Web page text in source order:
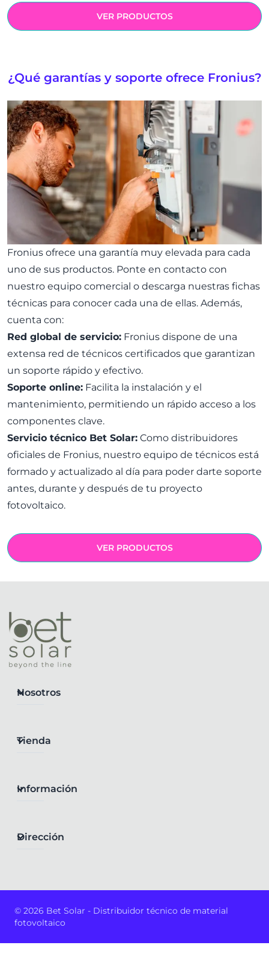
VER PRODUCTOS
¿Qué garantías y soporte ofrece Fronius?
Fronius ofrece una garantía muy elevada para cada
uno de sus productos. Ponte en contacto con
nuestro equipo comercial o descarga nuestras fichas
técnicas para conocer cada una de ellas. Además,
cuenta con:
Red global de servicio: Fronius dispone de una
extensa red de técnicos certificados que garantizan
un soporte rápido y efectivo.
Soporte online: Facilita la instalación y el
mantenimiento, permitiendo un rápido acceso a los
componentes clave.
Servicio técnico Bet Solar: Como distribuidores
oficiales de Fronius, nuestro equipo de técnicos está
formado y actualizado al día para poder darte soporte
antes, durante y después de tu proyecto
fotovoltaico.
VER PRODUCTOS
Nosotros
Tienda
Información
Dirección
© 2026 Bet Solar - Distribuidor técnico de material
fotovoltaico